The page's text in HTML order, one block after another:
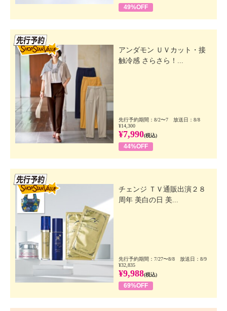
49%OFF
アンダモン ＵＶカット・接
触冷感 さらさら！...
先行予約期間：8/2〜7 放送日：8/8
¥14,300
¥7,990(税込)
44%OFF
チェンジ ＴＶ通販出演２８
周年 美白の日 美...
先行予約期間：7/27〜8/8 放送日：8/9
¥32,835
¥9,988(税込)
69%OFF